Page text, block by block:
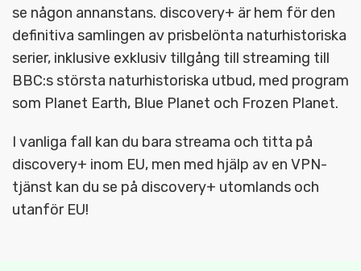
se någon annanstans. discovery+ är hem för den
definitiva samlingen av prisbelönta naturhistoriska
serier, inklusive exklusiv tillgång till streaming till
BBC:s största naturhistoriska utbud, med program
som Planet Earth, Blue Planet och Frozen Planet.
I vanliga fall kan du bara streama och titta på
discovery+ inom EU, men med hjälp av en VPN-
tjänst kan du se på discovery+ utomlands och
utanför EU!